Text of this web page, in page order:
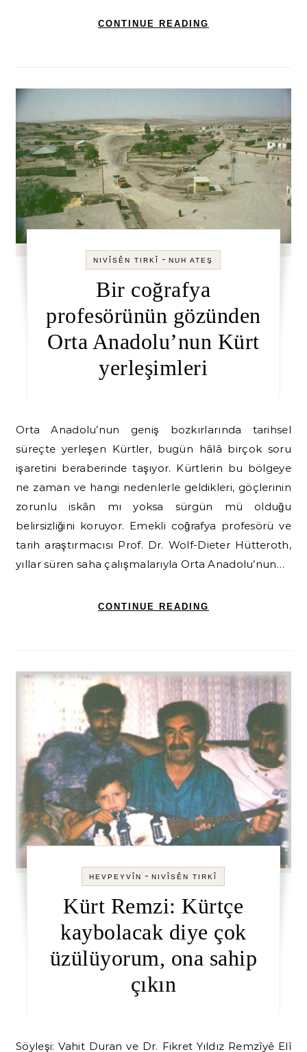
CONTINUE READING
NIVÎSÊN TIRKÎ -NUH ATEŞ
Bir coğrafya
profesörünün gözünden
Orta Anadolu’nun Kürt
yerleşimleri
Orta Anadolu’nun geniş bozkırlarında tarihsel
süreçte yerleşen Kürtler, bugün hâlâ birçok soru
işaretini beraberinde taşıyor. Kürtlerin bu bölgeye
ne zaman ve hangi nedenlerle geldikleri, göçlerinin
zorunlu iskân mı yoksa sürgün mü olduğu
belirsizliğini koruyor. Emekli coğrafya profesörü ve
tarih araştırmacısı Prof. Dr. Wolf-Dieter Hütteroth,
yıllar süren saha çalışmalarıyla Orta Anadolu’nun…
CONTINUE READING
HEVPEYVÎN -NIVÎSÊN TIRKÎ
Kürt Remzi: Kürtçe
kaybolacak diye çok
üzülüyorum, ona sahip
çıkın
Söyleşi: Vahit Duran ve Dr. Fikret Yıldız Remzîyê Elî